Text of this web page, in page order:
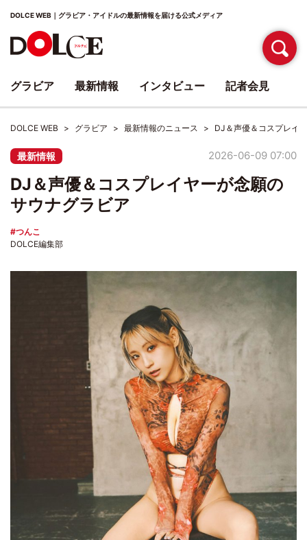
DOLCE WEB｜グラビア・アイドルの最新情報を届ける公式メディア
DOLCE WEB グラビア 最新情報のニュース DJ＆声優＆コスプレイ
最新情報 2026-06-09 07:00
DJ＆声優＆コスプレイヤーが念願の
サウナグラビア
つんこ
DOLCE編集部
グラビア 最新情報 インタビュー 記者会見